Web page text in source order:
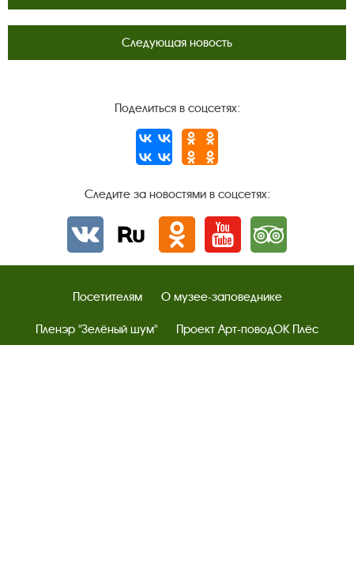
Следующая новость
Поделиться в соцсетях:
Следите за новостями в соцсетях:
Вконтактеrutube Одноклассники
YouTube Трипадвизор
Посетителям О музее-заповеднике
Пленэр "Зелёный шум" Проект Арт-поводОК Плёс